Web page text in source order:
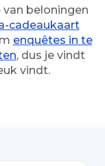
beloningen
cadeaukaart
enquêtes in te
, dus je vindt
vindt.